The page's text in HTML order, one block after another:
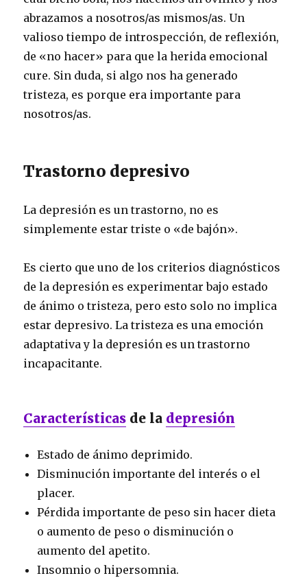
abrazamos a nosotros/as mismos/as. Un
valioso tiempo de introspección, de reflexión,
de «no hacer» para que la herida emocional
cure. Sin duda, si algo nos ha generado
tristeza, es porque era importante para
nosotros/as.
Trastorno depresivo
La depresión es un trastorno, no es
simplemente estar triste o «de bajón».
Es cierto que uno de los criterios diagnósticos
de la depresión es experimentar bajo estado
de ánimo o tristeza, pero esto solo no implica
estar depresivo. La tristeza es una emoción
adaptativa y la depresión es un trastorno
incapacitante.
Características de la depresión
Estado de ánimo deprimido.
Disminución importante del interés o el
placer.
Pérdida importante de peso sin hacer dieta
o aumento de peso o disminución o
aumento del apetito.
Insomnio o hipersomnia.